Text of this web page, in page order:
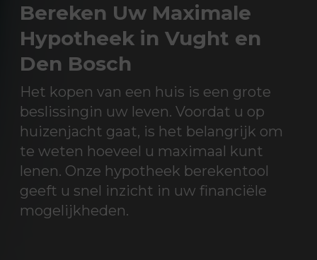
Bereken Uw Maximale
Hypotheek in Vught en
Den Bosch
Het kopen van een huis is een grote
beslissingin uw leven. Voordat u op
huizenjacht gaat, is het belangrijk om
te weten hoeveel u maximaal kunt
lenen. Onze hypotheek berekentool
geeft u snel inzicht in uw financiële
mogelijkheden.